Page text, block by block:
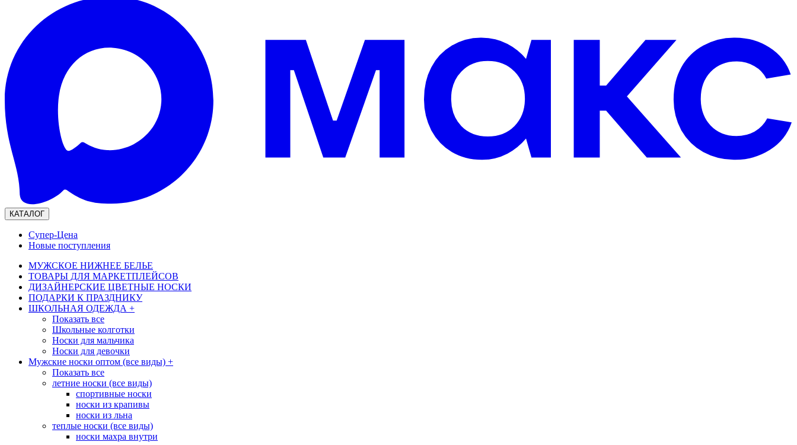
КАТАЛОГ
Супер-Цена
Новые поступления
МУЖСКОЕ НИЖНЕЕ БЕЛЬЕ
ТОВАРЫ ДЛЯ МАРКЕТПЛЕЙСОВ
ДИЗАЙНЕРСКИЕ ЦВЕТНЫЕ НОСКИ
ПОДАРКИ К ПРАЗДНИКУ
ШКОЛЬНАЯ ОДЕЖДА +
Показать все
Школьные колготки
Носки для мальчика
Носки для девочки
Мужские носки оптом (все виды) +
Показать все
летние носки (все виды)
спортивные носки
носки из крапивы
носки из льна
теплые носки (все виды)
носки махра внутри